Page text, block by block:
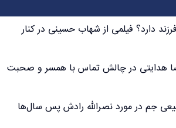
دارد؟ فیلمی از شهاب حسینی در کنار
هدایتی در چالش تماس با همسر و صحبت
جم در مورد نصرالله رادش پس سال‌ها